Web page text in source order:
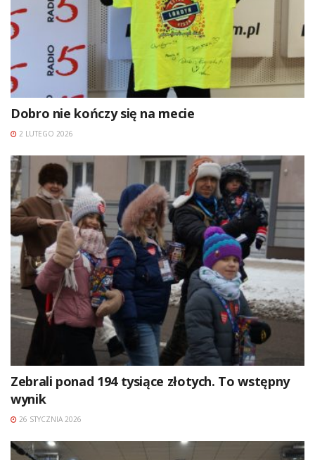
Dobro nie kończy się na mecie
2 LUTEGO 2026
Zebrali ponad 194 tysiące złotych. To wstępny
wynik
26 STYCZNIA 2026